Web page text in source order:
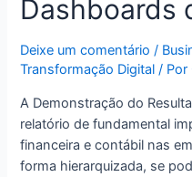
Dashboards
Deixe um comentário /
Transformação Digital / Por
A Demonstração do
relatório de fundamental
financeira e contábil nas
forma hierarquizada, se